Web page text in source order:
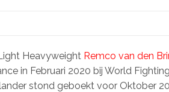
Heavyweight Remco van den
in Februari 2020 bij World
stond geboekt voor Oktober